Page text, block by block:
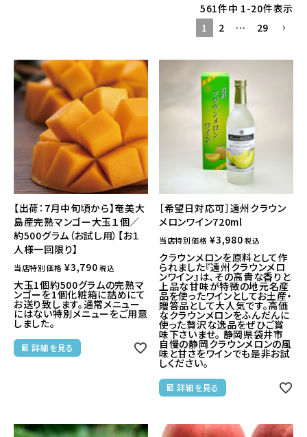
561件中 1-20件表示
1
2 … 29
【出荷：7月中旬頃から】奄美大
島産完熟マンゴー大玉１個／
約500グラム（お試し用）【お１
人様一回限り】
当店特別価格 ¥3,790 税込
大玉1個約500グラムの完熟マ
ンゴーを1個化粧箱に詰めにて
お送り致します。通常メニュー
にはない特別メニューをご用意
しました。
詳細を見る
［希望日対応可］遠州クラウン
メロンワイン720ml
当店特別価格 ¥3,980 税込
クラウンメロンを原料として作
られました『遠州クラウンメロ
ンワイン』は、その高貴な香りと
上品な甘味が特徴の地元名産
品を使ったワインとしてお土産・
贈答品として大人気です。高価
なクラウンメロンをふんだんに
使った贅沢な逸品をぜひご賞
味下さいませ。 静岡県袋井市
自慢の静岡クラウンメロンの風
味と甘さをワインでも是非お試
しください。
詳細を見る